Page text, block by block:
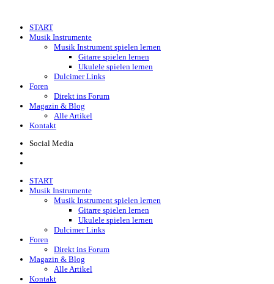
content START
Musik Instrumente
Musik Instrument spielen lernen
Gitarre spielen lernen
Ukulele spielen lernen
Dulcimer Links
Foren
Direkt ins Forum
Magazin & Blog
Alle Artikel
Kontakt
Social Media
START
Musik Instrumente
Musik Instrument spielen lernen
Gitarre spielen lernen
Ukulele spielen lernen
Dulcimer Links
Foren
Direkt ins Forum
Magazin & Blog
Alle Artikel
Kontakt